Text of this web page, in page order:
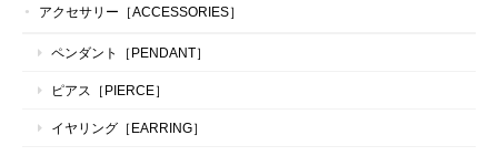
アクセサリー［ACCESSORIES］
ペンダント［PENDANT］
ピアス［PIERCE］
イヤリング［EARRING］